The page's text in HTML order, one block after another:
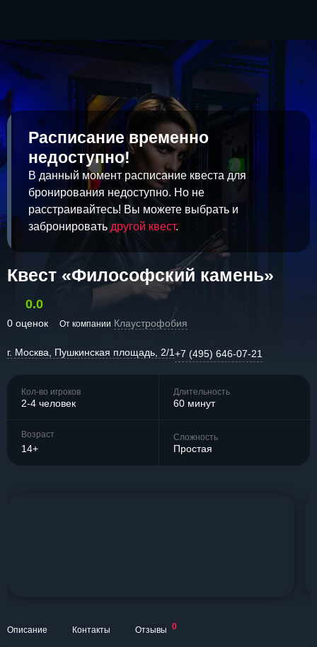
Расписание временно
недоступно!
В данный момент расписание квеста для
бронирования недоступно. Но не
расстраивайтесь! Вы можете выбрать и
забронировать другой квест.
Квест «Философский камень»
0.0
0 оценок От компании Клаустрофобия
г. Москва, Пушкинская площадь, 2/1+7 (495) 646-07-21
Кол-во игроков
2-4 человек
Длительность
60 минут
Возраст
14+
Сложность
Простая
Описание Контакты Отзывы 0